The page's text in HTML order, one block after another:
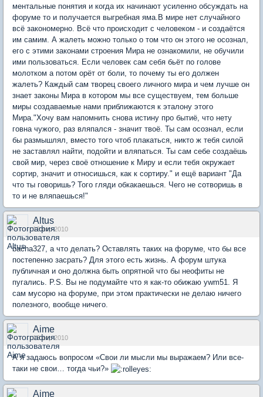
ментальные понятия и когда их начинают усиленно обсуждать на
форуме то и получается выгребная яма.В мире нет случайного
всё закономерно. Всё что происходит с человеком - и создаётся
им самим. А жалеть можно только о том что он этого не осознал,
его с этими законами строения Мира не ознакомили, не обучили
ими пользоваться. Если человек сам себя бьёт по голове
молотком а потом орёт от боли, то почему ты его должен
жалеть? Каждый сам творец своего личного мира и чем лучше он
знает законы Мира в котором мы все существуем, тем больше
миры создаваемые нами приближаются к эталону этого
Мира."Хочу вам напомнить снова истину про бытиё, что нету
говна чужого, раз вляпался - значит твоё. Ты сам осознал, если
бы размышлял, вместо того чтоб плакаться, никто ж тебя силой
не заставлял найти, подойти и вляпаться. Ты сам себе создаёшь
свой мир, через своё отношение к Миру и если тебя окружает
сортир, значит и относишься, как к сортиру." и ещё вариант "Да
что ты говоришь? Того гляди обкакаешься. Чего не сотворишь в
то и не вляпаешься!"
Altus
12 апр 2010
bacha327, а что делать? Оставлять таких на форуме, что бы все
постепенно засрать? Для этого есть жизнь. А форум штука
публичная и оно должна быть опрятной что бы неофиты не
пугались. P.S. Вы не подумайте что я как-то обижаю ywm51. Я
сам мусорю на форуме, при этом практически не делаю ничего
полезного, вообще ничего.
Aime
13 апр 2010
А я задаюсь вопросом «Свои ли мысли мы выражаем? Или все-
таки не свои… тогда чьи?»
Aime